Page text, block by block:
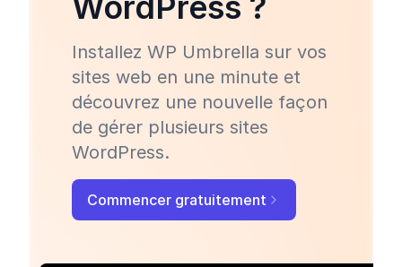
Installez WP Umbrella sur vos
sites web en une minute et
découvrez une nouvelle façon
de gérer plusieurs sites
WordPress.
Commencer gratuitement